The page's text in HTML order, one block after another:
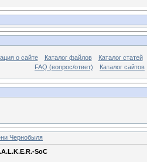
о сайте Каталог файлов
Каталог статей
FAQ (вопрос/ответ)
Каталог сайтов
Чернобыля
SoC